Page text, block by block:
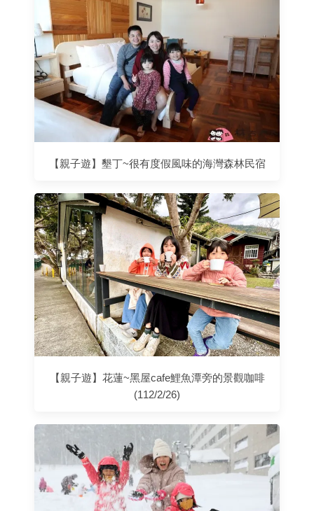
【親子遊】墾丁~很有度假風味的海灣森林民宿
【親子遊】花蓮~黑屋cafe鯉魚潭旁的景觀咖啡
(112/2/26)